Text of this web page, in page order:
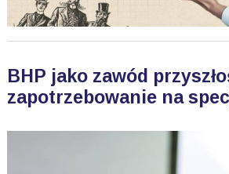
BHP jako zawód
zapotrzebowanie na